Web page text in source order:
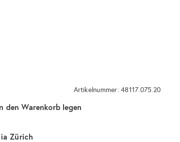
Artikelnummer: 48117.075.20
den Warenkorb legen
Zürich